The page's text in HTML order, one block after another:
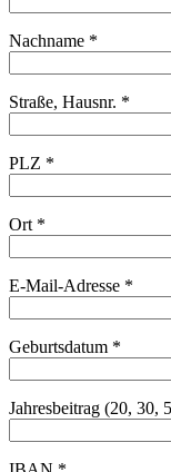
Nachname *
Straße, Hausnr. *
PLZ *
Ort *
E-Mail-Adresse *
Geburtsdatum *
Jahresbeitrag (20, 30,